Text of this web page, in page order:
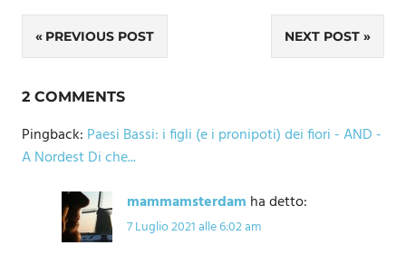
Navigazione
articoli
PREVIOUS POST NEXT POST
2 COMMENTS
Pingback: Paesi Bassi: i figli (e i pronipoti) dei fiori - AND -
A Nordest Di che...
mammamsterdam ha detto:
7 Luglio 2021 alle 6:02 am